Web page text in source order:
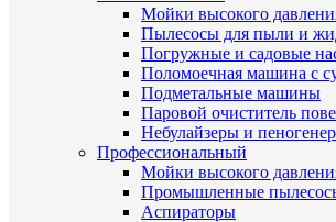
Мойки высокого
Пылесосы для пыли и
Погружные и садовые
Поломоечная машина с
Подметальные машины
Паровой очиститель
Небулайзеры и
Профессиональный
Мойки высокого
Промышленные
Аспираторы